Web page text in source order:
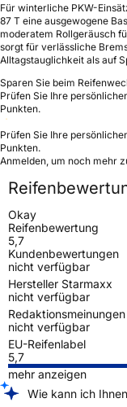
Für winterliche PKW-
87 T eine ausgewogene
moderatem Rollgeräusch
sorgt für verlässliche
Alltagstauglichkeit als auf
Sparen Sie beim
Prüfen Sie Ihre
Punkten.
Prüfen Sie Ihre
Punkten.
Anmelden, um noch mehr
Okay
Reifenbewertung
5,7
Kundenbewertungen
nicht verfügbar
Hersteller Starmaxx
nicht verfügbar
Redaktionsmeinungen
nicht verfügbar
EU-Reifenlabel
5,7
mehr anzeigen
Wie kann ich